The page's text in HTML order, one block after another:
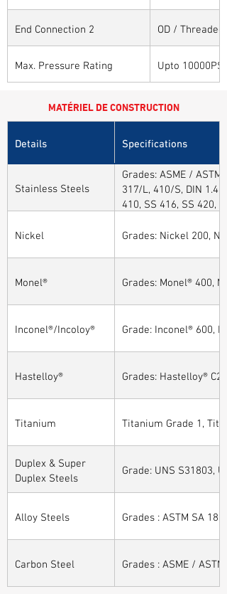
End Connection 2 OD / Threaded
Max. Pressure Rating Upto 10000PSI
MATÉRIEL DE CONSTRUCTION
Details Specifications
Stainless Steels
Grades: ASME /
317/L, 410/S, DIN
410, SS 416, SS 420,
Nickel
Grades: Nickel 200,
Monel® Grades: Monel® 400,
Inconel®/Incoloy® Grade: Inconel® 600,
Hastelloy® Grades: Hastelloy®
Titanium Titanium Grade 1,
Duplex & Super
Duplex Steels
Grade: UNS S31803,
Alloy Steels Grades : ASTM SA
Carbon Steel Grades : ASME /